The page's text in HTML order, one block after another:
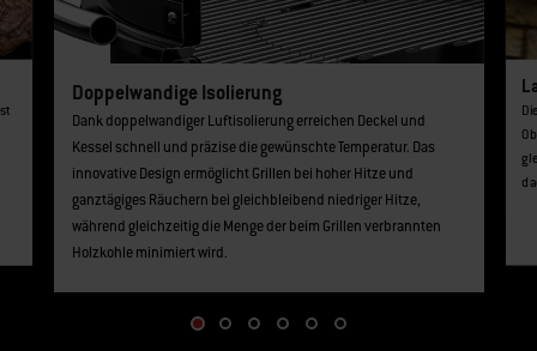
Doppelwandige Isolierung
Dank doppelwandiger Luftisolierung erreichen Deckel und
Kessel schnell und präzise die gewünschte Temperatur. Das
innovative Design ermöglicht Grillen bei hoher Hitze und
ganztägiges Räuchern bei gleichbleibend niedriger Hitze,
während gleichzeitig die Menge der beim Grillen verbrannten
Holzkohle minimiert wird.